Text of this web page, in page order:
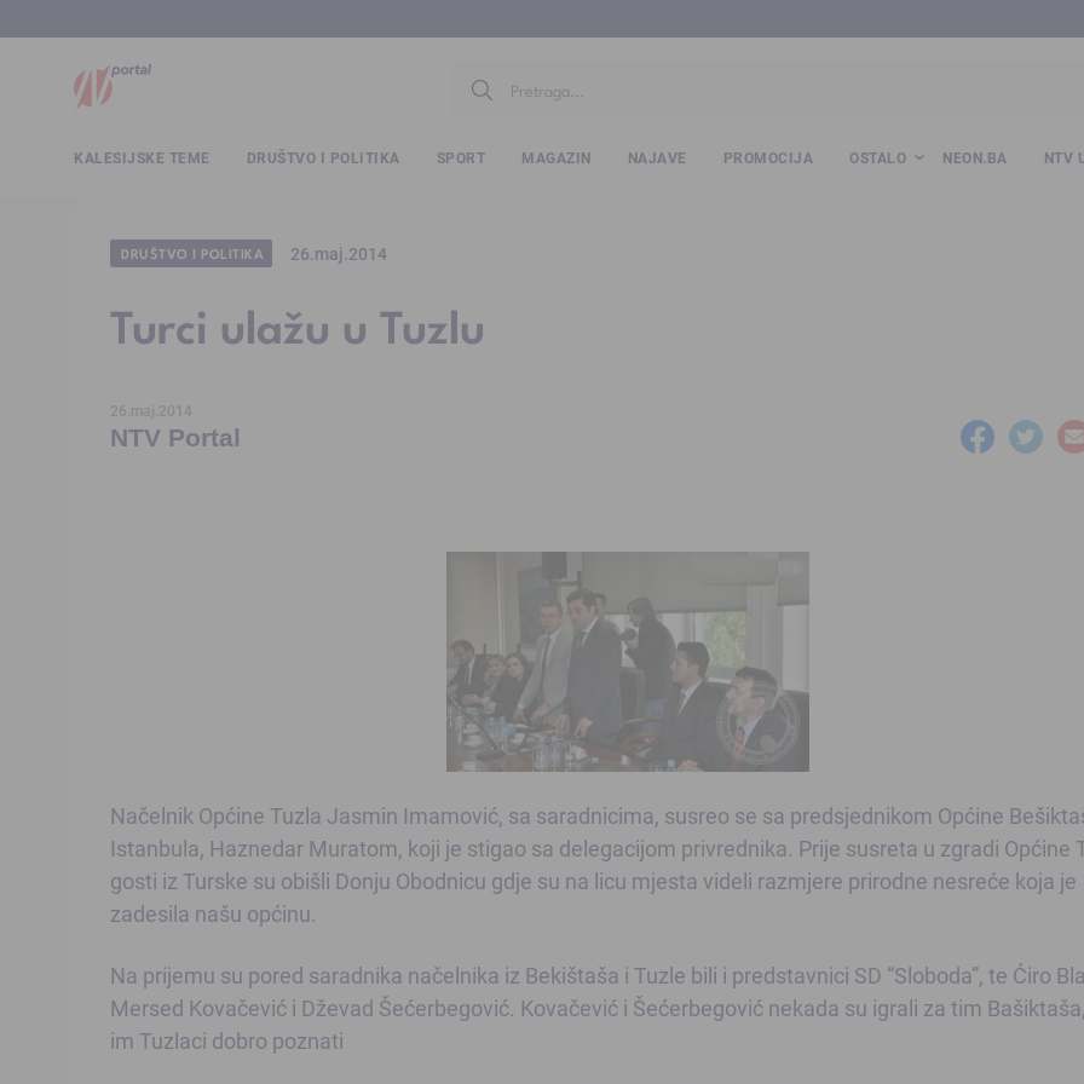
KALESIJSKE TEME DRUŠTVO I POLITIKA SPORT MAGAZIN NAJAVE PROMOCIJA OSTALO NEON.BA NTV
DRUŠTVO I POLITIKA 26.maj.2014
Turci ulažu u Tuzlu
26.maj.2014
NTV Portal
Načelnik Općine Tuzla Jasmin Imamović, sa saradnicima, susreo se sa predsjednikom Općine
Istanbula, Haznedar Muratom, koji je stigao sa delegacijom privrednika. Prije susreta u zgradi Općine
gosti iz Turske su obišli Donju Obodnicu gdje su na licu mjesta videli razmjere prirodne nesreće koja je
zadesila našu općinu.
Na prijemu su pored saradnika načelnika iz Bekištaša i Tuzle bili i predstavnici SD “Sloboda”, te Ćiro
Mersed Kovačević i Dževad Šećerbegović. Kovačević i Šećerbegović nekada su igrali za tim
im Tuzlaci dobro poznati